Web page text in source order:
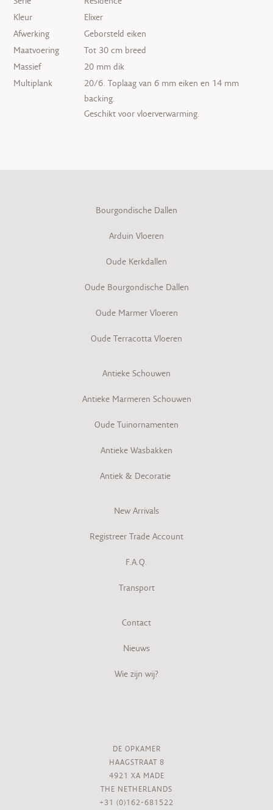
Kleur
Elixer
Afwerking
Geborsteld eiken
Maatvoering
Tot 30 cm breed
Massief
20 mm dik
Multiplank
20/6. Toplaag van 6 mm eiken en 14 mm
backing.
Geschikt voor vloerverwarming.
Bourgondische Dallen
Arduin Vloeren
Oude Kerkdallen
Oude Bourgondische Dallen
Oude Marmer Vloeren
Oude Terracotta Vloeren
Antieke Schouwen
Antieke Marmeren Schouwen
Oude Tuinornamenten
Antieke Wasbakken
Antiek & Decoratie
New Arrivals
Registreer Trade Account
F.A.Q.
Transport
Contact
Nieuws
Wie zijn wij?
DE OPKAMER
HAAGSTRAAT 8
4921 XA MADE
THE NETHERLANDS
+31 (0)162-681522